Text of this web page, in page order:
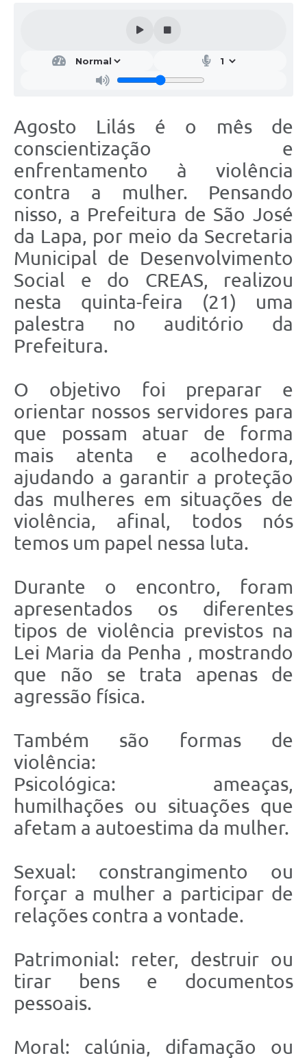
Agosto Lilás é o mês de
conscientização e
enfrentamento à violência
contra a mulher. Pensando
nisso, a Prefeitura de São José
da Lapa, por meio da Secretaria
Municipal de Desenvolvimento
Social e do CREAS, realizou
nesta quinta-feira (21) uma
palestra no auditório da
Prefeitura.
O objetivo foi preparar e
orientar nossos servidores para
que possam atuar de forma
mais atenta e acolhedora,
ajudando a garantir a proteção
das mulheres em situações de
violência, afinal, todos nós
temos um papel nessa luta.
Durante o encontro, foram
apresentados os diferentes
tipos de violência previstos na
Lei Maria da Penha , mostrando
que não se trata apenas de
agressão física.
Também são formas de
violência:
Psicológica: ameaças,
humilhações ou situações que
afetam a autoestima da mulher.
Sexual: constrangimento ou
forçar a mulher a participar de
relações contra a vontade.
Patrimonial: reter, destruir ou
tirar bens e documentos
pessoais.
Moral: calúnia, difamação ou